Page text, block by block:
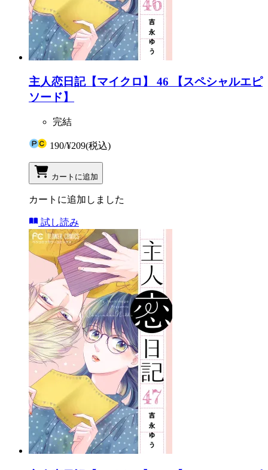
主人恋日記【マイクロ】 46 【スペシャルエピ
ソード】
完結
190/¥209(税込)
カートに追加
カートに追加しました
試し読み